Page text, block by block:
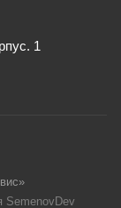
1
SemenovDev